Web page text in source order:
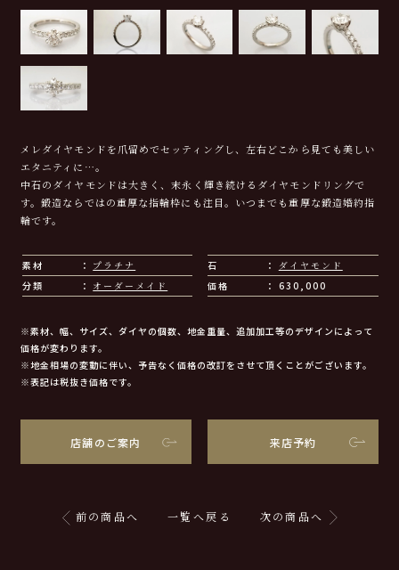
メレダイヤモンドを爪留めでセッティングし、左右どこから見ても美しい
エタニティに…。
中石のダイヤモンドは大きく、末永く輝き続けるダイヤモンドリングで
す。鍛造ならではの重厚な指輪枠にも注目。いつまでも重厚な鍛造婚約指
輪です。
素材 プラチナ 石
ダイヤモンド
分類
オーダーメイド 価格 630,000
※素材、幅、サイズ、ダイヤの個数、地金重量、追加加工等のデザインによって
価格が変わります。
※地金相場の変動に伴い、予告なく価格の改訂をさせて頂くことがございます。
※表記は税抜き価格です。
店舗のご案内 来店予約
前の商品へ 一覧へ戻る 次の商品へ